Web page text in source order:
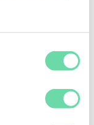
wordt
Camille